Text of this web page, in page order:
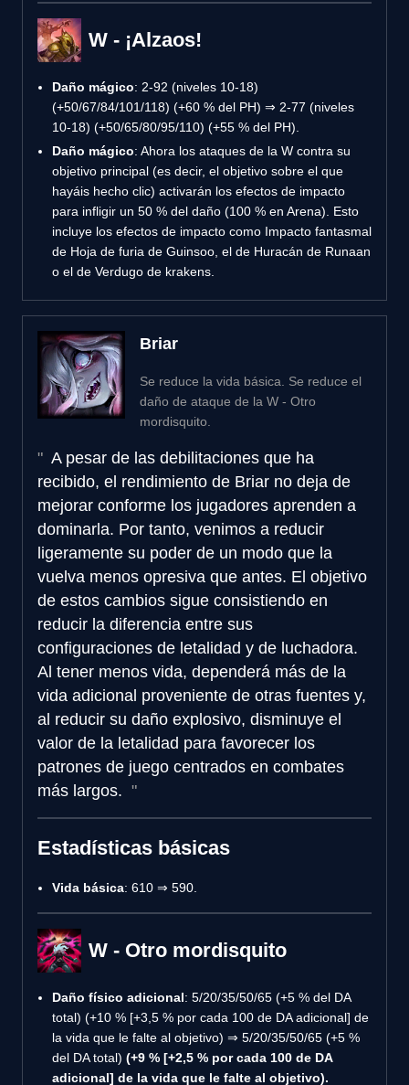
W - ¡Alzaos!
Daño mágico: 2-92 (niveles 10-18)
(+50/67/84/101/118) (+60 % del PH) ⇒ 2-77 (niveles
10-18) (+50/65/80/95/110) (+55 % del PH).
Daño mágico: Ahora los ataques de la W contra su
objetivo principal (es decir, el objetivo sobre el que
hayáis hecho clic) activarán los efectos de impacto
para infligir un 50 % del daño (100 % en Arena). Esto
incluye los efectos de impacto como Impacto fantasmal
de Hoja de furia de Guinsoo, el de Huracán de Runaan
o el de Verdugo de krakens.
Briar
Se reduce la vida básica. Se reduce el
daño de ataque de la W - Otro
mordisquito.
A pesar de las debilitaciones que ha
recibido, el rendimiento de Briar no deja de
mejorar conforme los jugadores aprenden a
dominarla. Por tanto, venimos a reducir
ligeramente su poder de un modo que la
vuelva menos opresiva que antes. El objetivo
de estos cambios sigue consistiendo en
reducir la diferencia entre sus
configuraciones de letalidad y de luchadora.
Al tener menos vida, dependerá más de la
vida adicional proveniente de otras fuentes y,
al reducir su daño explosivo, disminuye el
valor de la letalidad para favorecer los
patrones de juego centrados en combates
más largos.
Estadísticas básicas
Vida básica: 610 ⇒ 590.
W - Otro mordisquito
Daño físico adicional: 5/20/35/50/65 (+5 % del DA
total) (+10 % [+3,5 % por cada 100 de DA adicional] de
la vida que le falte al objetivo) ⇒ 5/20/35/50/65 (+5 %
del DA total) (+9 % [+2,5 % por cada 100 de DA
adicional] de la vida que le falte al objetivo).